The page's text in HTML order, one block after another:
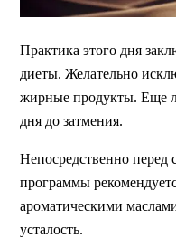
Практика этого дня
диеты. Желательно
жирные продукты. Еще
дня до затмения.
Непосредственно перед
программы
ароматическими
усталость.